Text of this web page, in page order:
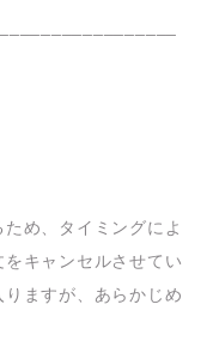
め、タイミングによ
キャンセルさせてい
ますが、あらかじめ